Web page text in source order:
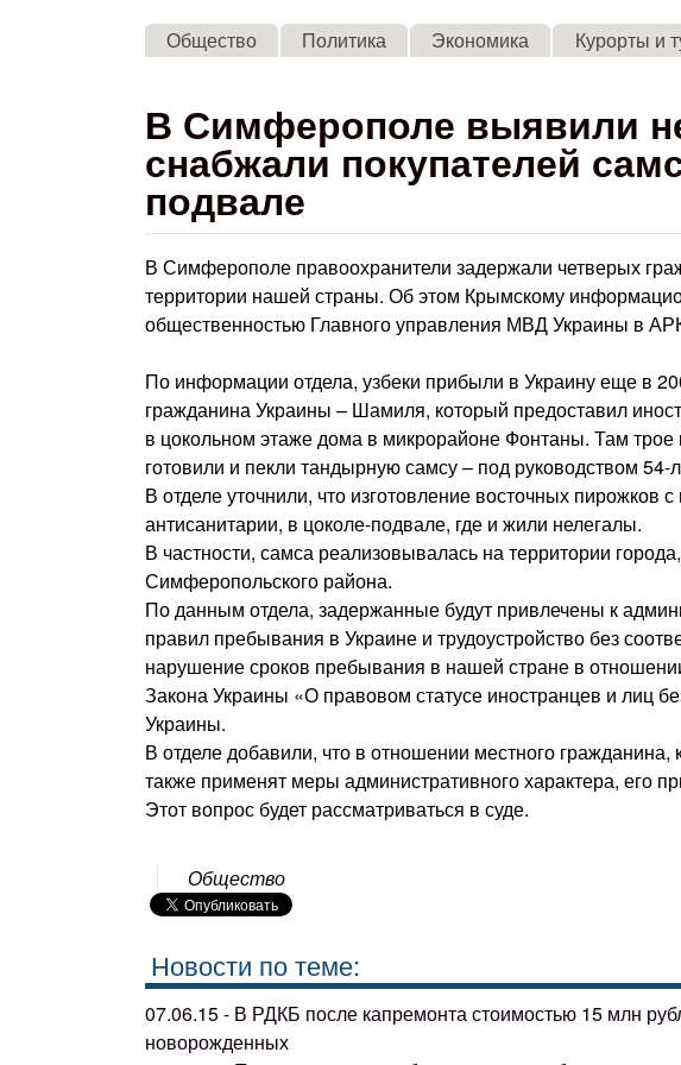
Общество Политика Экономика Курорты и
В Симферополе выявили
снабжали покупателей
подвале
В Симферополе правоохранители задержали четверых
территории нашей страны. Об этом Крымскому
общественностью Главного управления МВД Украины в
По информации отдела, узбеки прибыли в Украину еще в
гражданина Украины – Шамиля, который предоставил
в цокольном этаже дома в микрорайоне Фонтаны. Там
готовили и пекли тандырную самсу – под руководством 54-
В отделе уточнили, что изготовление восточных пирожков
антисанитарии, в цоколе-подвале, где и жили нелегалы.
В частности, самса реализовывалась на территории
Симферопольского района.
По данным отдела, задержанные будут привлечены к
правил пребывания в Украине и трудоустройство без
нарушение сроков пребывания в нашей стране в
Закона Украины «О правовом статусе иностранцев и лиц
Украины.
В отделе добавили, что в отношении местного
также применят меры административного характера, его
Этот вопрос будет рассматриваться в суде.
Общество
Новости по теме:
07.06.15 - В РДКБ после капремонта стоимостью 15 млн
новорожденных